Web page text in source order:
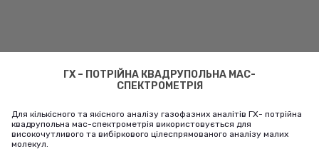
ГХ – ПОТРІЙНА КВАДРУПОЛЬНА МАС-
СПЕКТРОМЕТРІЯ
Для кількісного та якісного аналізу газофазних аналітів ГХ- потрійна
квадрупольна мас-спектрометрія використовується для
високочутливого та вибіркового цілеспрямованого аналізу малих
молекул.